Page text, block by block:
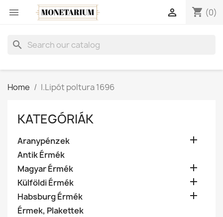
 shopping_cart (0)

search
Home I.Lipót poltura 1696
KATEGÓRIÁK
Aranypénzek 
Antik Érmék
Magyar Érmék

Külföldi Érmék 
Habsburg Érmék 
Érmek, Plakettek